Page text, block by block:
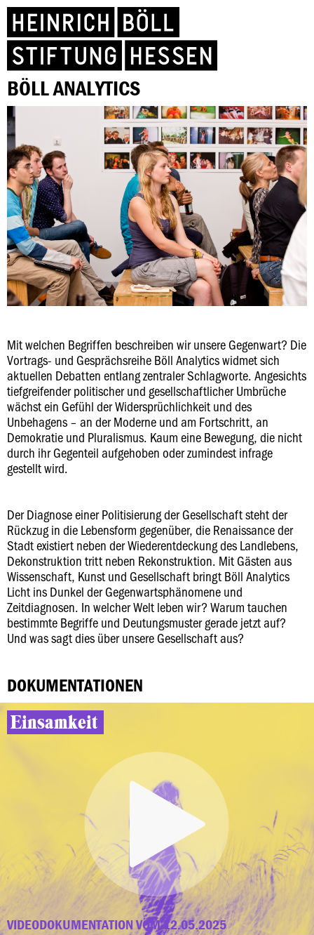
BÖLL ANALYTICS
Mit welchen Begriffen beschreiben wir unsere Gegenwart? Die
Vortrags- und Gesprächsreihe Böll Analytics widmet sich
aktuellen Debatten entlang zentraler Schlagworte. Angesichts
tiefgreifender politischer und gesellschaftlicher Umbrüche
wächst ein Gefühl der Widersprüchlichkeit und des
Unbehagens – an der Moderne und am Fortschritt, an
Demokratie und Pluralismus. Kaum eine Bewegung, die nicht
durch ihr Gegenteil aufgehoben oder zumindest infrage
gestellt wird.
Der Diagnose einer Politisierung der Gesellschaft steht der
Rückzug in die Lebensform gegenüber, die Renaissance der
Stadt existiert neben der Wiederentdeckung des Landlebens,
Dekonstruktion tritt neben Rekonstruktion. Mit Gästen aus
Wissenschaft, Kunst und Gesellschaft bringt Böll Analytics
Licht ins Dunkel der Gegenwartsphänomene und
Zeitdiagnosen. In welcher Welt leben wir? Warum tauchen
bestimmte Begriffe und Deutungsmuster gerade jetzt auf?
Und was sagt dies über unsere Gesellschaft aus?
DOKUMENTATIONEN
Einsamkeit
VIDEODOKUMENTATION VOM 12.05.2025